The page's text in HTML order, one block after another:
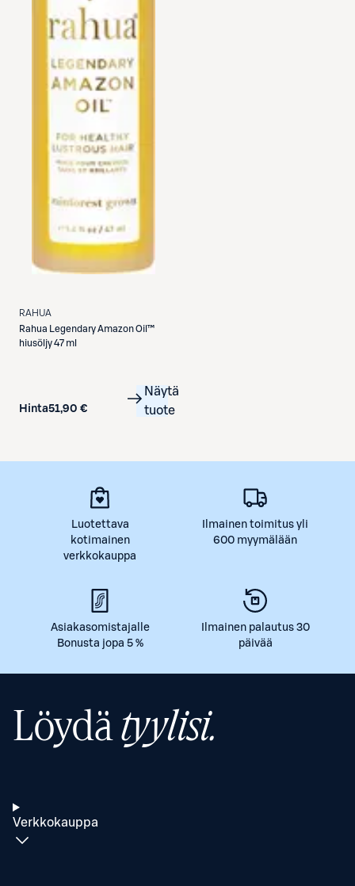
RAHUA
Rahua
Legendary Amazon Oil™
hiusöljy 47 ml
Hinta51,90 €
Näytä
tuote
Luotettava
kotimainen
verkkokauppa
Ilmainen toimitus yli
600 myymälään
Asiakasomistajalle
Bonusta jopa 5 %
Ilmainen palautus 30
päivää
Löydätyylisi.
Verkkokauppa